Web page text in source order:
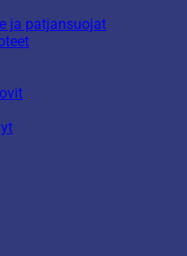
ja patjansuojat